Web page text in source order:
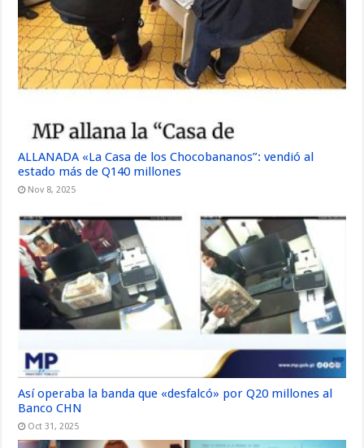
ALLANADA «La Casa de los Chocobananos”: vendió al
estado más de Q140 millones
Nov 8, 2025
Así operaba la banda que «desfalcó» por Q20 millones al
Banco CHN
Oct 31, 2025